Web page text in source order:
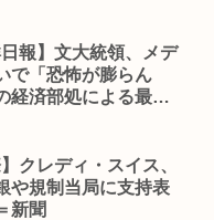
で「恐怖が膨らん
経済部処による最も
や規制当局に支持表
新聞